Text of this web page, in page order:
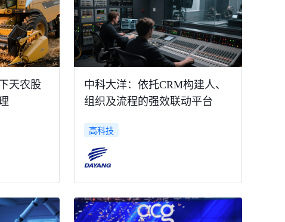
天农股
中科大洋：依托CRM构建人、
组织及流程的强效联动平台
高科技